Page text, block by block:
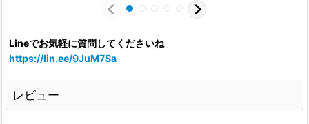
Lineでお気軽に質問してくださいね
https://lin.ee/9JuM7Sa
レビュー